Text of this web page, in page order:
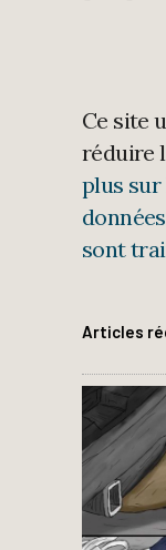
Ce site
réduire
plus sur
sont
Articles